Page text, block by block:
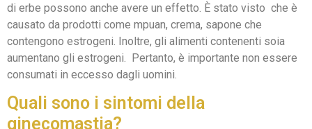
di erbe possono anche avere un effetto. È stato visto che è
causato da prodotti come mpuan, crema, sapone che
contengono estrogeni. Inoltre, gli alimenti contenenti soia
aumentano gli estrogeni. Pertanto, è importante non essere
consumati in eccesso dagli uomini.
Quali sono i sintomi della
ginecomastia?